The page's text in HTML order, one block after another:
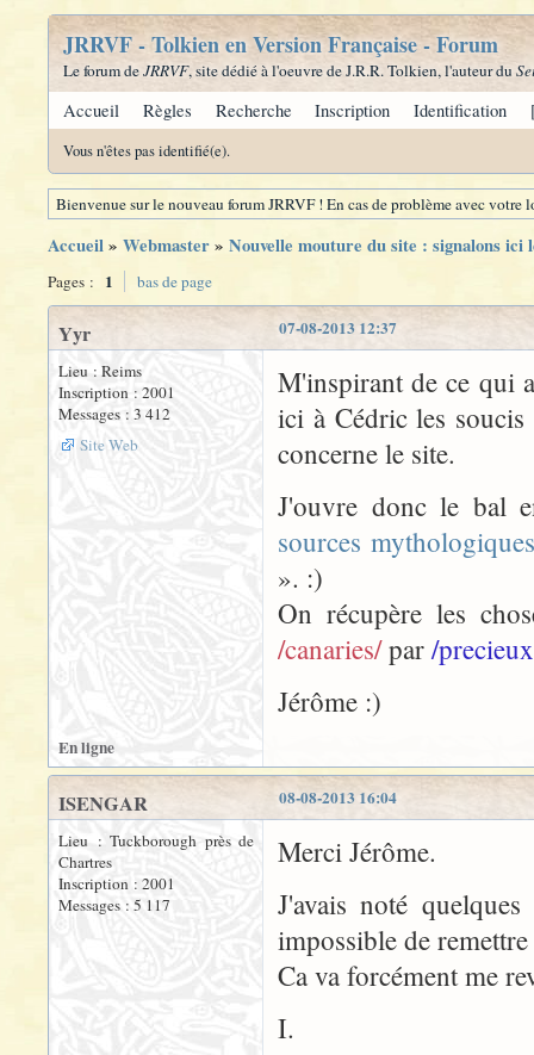
JRRVF - Tolkien en Version Française - Forum
Le forum deJRRVF, site dédié à l'oeuvre de J.R.R. Tolkien, l'auteur du
Accueil Règles Recherche Inscription Identification
Vous n'êtes pas identifié(e).
Bienvenue sur le nouveau forum JRRVF ! En cas de problème avec
Accueil» Webmaster» Nouvelle mouture du site : signalons ici
Pages : 1 bas de page
07-08-2013 12:37
Yyr
Lieu : Reims
Inscription : 2001
Messages : 3 412
Site Web
M'inspirant de ce qui
ici à Cédric les
concerne le site.
J'ouvre donc le bal
sources
». :)
On récupère les
/canaries/par /
Jérôme :)
En ligne
08-08-2013 16:04
ISENGAR
Lieu : Tuckborough près de
Chartres
Inscription : 2001
Messages : 5 117
Merci Jérôme.
J'avais noté
impossible de
Ca va forcément me
I.